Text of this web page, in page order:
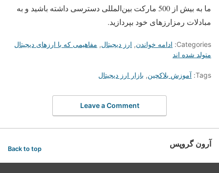
ما به بیش از 500 مارکت بین‌المللی دسترسی داشته باشید و به
مبادلات رمزارزهای خود بپردازید.
Categories: ادامه خواندن, ارز دیجیتال, مفاهیمی که با ارزهای دیجیتال
متولد شده اند
Tags: آموزش بلاکچین, بازار ارز دیجیتال
Leave a Comment
آرون گروپس Back to top